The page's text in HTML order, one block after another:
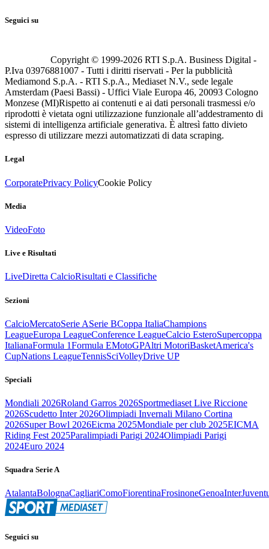
Seguici su
Copyright © 1999-2026 RTI S.p.A. Business Digital -
P.Iva 03976881007 - Tutti i diritti riservati - Per la pubblicità
Mediamond S.p.A. - RTI S.p.A., Mediaset N.V., sede legale
Amsterdam (Paesi Bassi) - Uffici Viale Europa 46, 20093 Cologno
Monzese (MI)Rispetto ai contenuti e ai dati personali trasmessi e/o
riprodotti è vietata ogni utilizzazione funzionale all’addestramento di
sistemi di intelligenza artificiale generativa. È altresì fatto divieto
espresso di utilizzare mezzi automatizzati di data scraping.
Legal
CorporatePrivacy PolicyCookie Policy
Media
VideoFoto
Live e Risultati
LiveDiretta CalcioRisultati e Classifiche
Sezioni
CalcioMercatoSerie ASerie BCoppa ItaliaChampions
LeagueEuropa LeagueConference LeagueCalcio EsteroSupercoppa
ItalianaFormula 1Formula EMotoGPAltri MotoriBasketAmerica's
CupNations LeagueTennisSciVolleyDrive UP
Speciali
Mondiali 2026Roland Garros 2026Sportmediaset Live Riccione
2026Scudetto Inter 2026Olimpiadi Invernali Milano Cortina
2026Super Bowl 2026Eicma 2025Mondiale per club 2025EICMA
Riding Fest 2025Paralimpiadi Parigi 2024Olimpiadi Parigi
2024Euro 2024
Squadra Serie A
AtalantaBolognaCagliariComoFiorentinaFrosinoneGenoaInter
Seguici su